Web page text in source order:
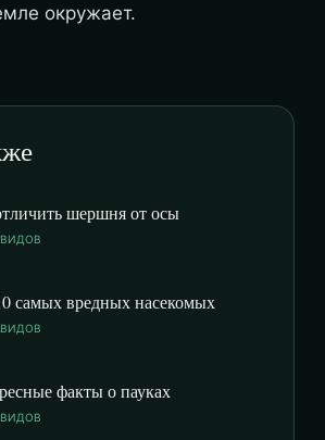
окружает.
шершня от осы
самых вредных насекомых
факты о пауках